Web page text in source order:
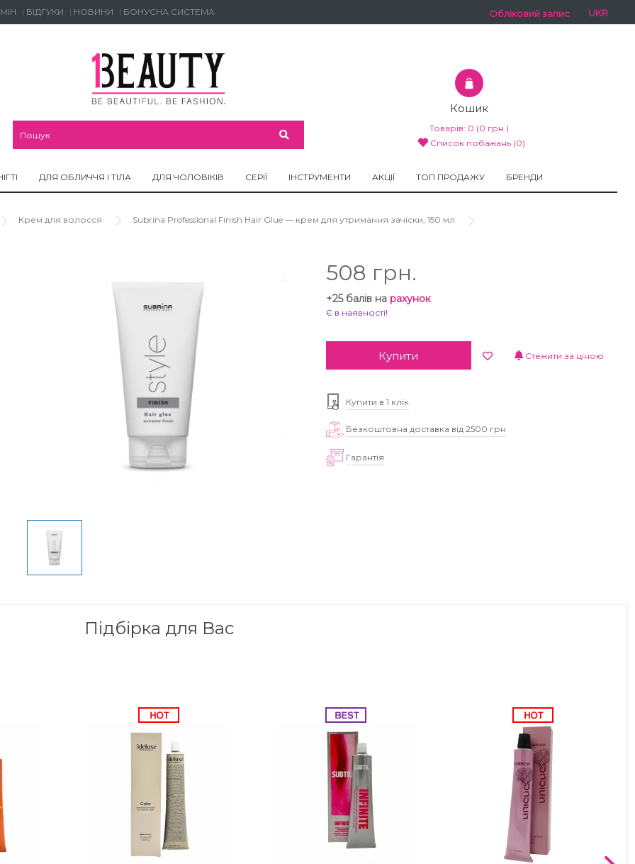
ВІДГУКИ НОВИНИ БОНУСНА СИСТЕМА Обліковий запис UKR
Кошик
Товарів: 0 (0 грн.)
Список побажань (0)
ДЛЯ ОБЛИЧЧЯ І ТІЛА ДЛЯ ЧОЛОВІКІВ СЕРІЇ ІНСТРУМЕНТИ АКЦІЇ ТОП ПРОДАЖУ БРЕНДИ
Крем для волосся Subrina Professional Finish Hair Glue — крем для утримання зачіски, 150 мл
508 грн.
+25 балів на рахунок
Є в наявності!
Купити Стежити за ціною
Купити в 1 клік
Безкоштовна доставка від 2500 грн
Гарантія
Підбірка для Вас